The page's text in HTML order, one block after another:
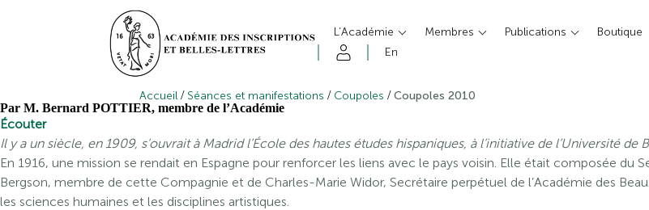
L’Académie Membres Publications Boutique
En
Accueil / Séances et manifestations / Coupoles /Coupoles 2010
Par M. Bernard POTTIER, membre de l’Académie
Écouter
Il y a un siècle, en 1909, s’ouvrait à Madrid l’École des hautes études hispaniques, à l’initiative de l’Université
En 1916, une mission se rendait en Espagne pour renforcer les liens avec le pays voisin. Elle était composée du
Bergson, membre de cette Compagnie et de Charles-Marie Widor, Secrétaire perpétuel de l’Académie des
les sciences humaines et les disciplines artistiques.